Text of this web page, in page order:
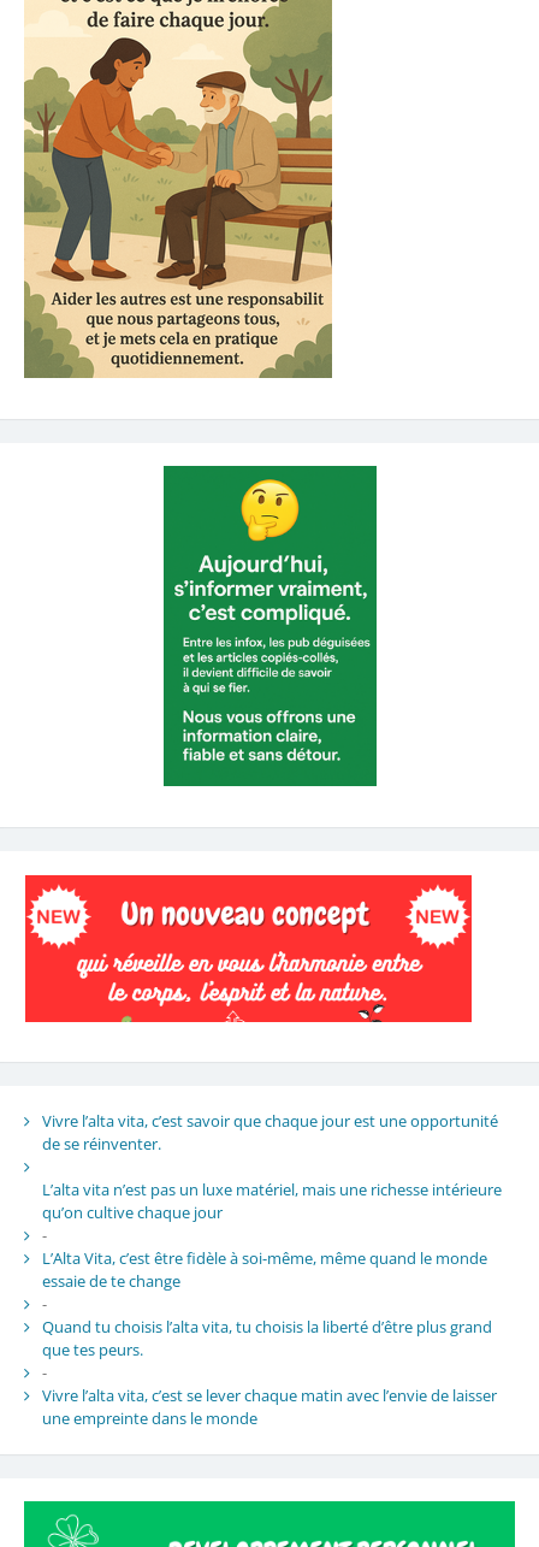
Vivre l’alta vita, c’est savoir que chaque jour est une opportunité
de se réinventer.
L’alta vita n’est pas un luxe matériel, mais une richesse intérieure
qu’on cultive chaque jour
-
L’Alta Vita, c’est être fidèle à soi-même, même quand le monde
essaie de te change
-
Quand tu choisis l’alta vita, tu choisis la liberté d’être plus grand
que tes peurs.
-
Vivre l’alta vita, c’est se lever chaque matin avec l’envie de laisser
une empreinte dans le monde